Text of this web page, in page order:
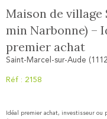
Maison de village
min Narbonne) –
premier achat
Saint-Marcel-sur-Aude
Réf : 2158
Idéal premier achat, investisseur ou